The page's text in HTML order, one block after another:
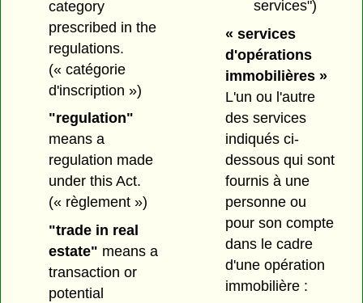
category
prescribed in the
regulations.
(« catégorie
d'inscription »)
"regulation"
means a
regulation made
under this Act.
(« règlement »)
"trade in real
estate" means a
transaction or
potential
services")
« services
d'opérations
immobilières »
L'un ou l'autre
des services
indiqués ci-
dessous qui sont
fournis à une
personne ou
pour son compte
dans le cadre
d'une opération
immobilière :